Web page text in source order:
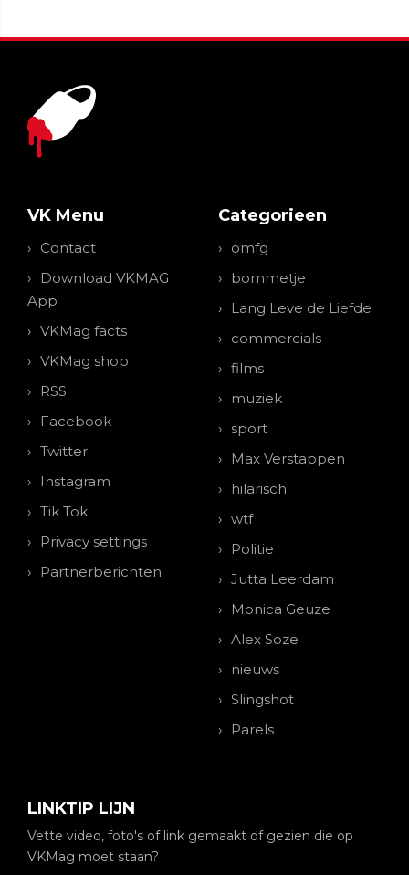
VK Menu
Contact
Download VKMAG
App
VKMag facts
VKMag shop
RSS
Facebook
Twitter
Instagram
Tik Tok
Privacy settings
Partnerberichten
Categorieen
omfg
bommetje
Lang Leve de Liefde
commercials
films
muziek
sport
Max Verstappen
hilarisch
wtf
Politie
Jutta Leerdam
Monica Geuze
Alex Soze
nieuws
Slingshot
Parels
LINKTIP LIJN
Vette video, foto's of link gemaakt of gezien die op
VKMag moet staan?